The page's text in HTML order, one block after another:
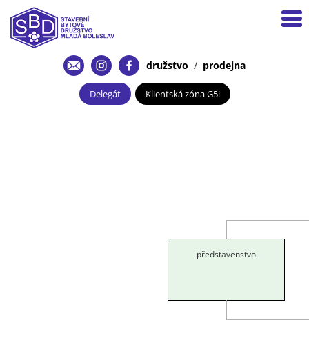
družstvo / prodejna
Delegát Klientská zóna G5i
představenstvo